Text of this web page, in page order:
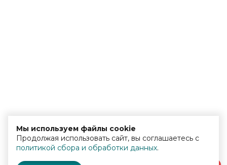
Мы используем файлы cookie
Продолжая использовать сайт, вы соглашаетесь с
политикой сбора и обработки данных.